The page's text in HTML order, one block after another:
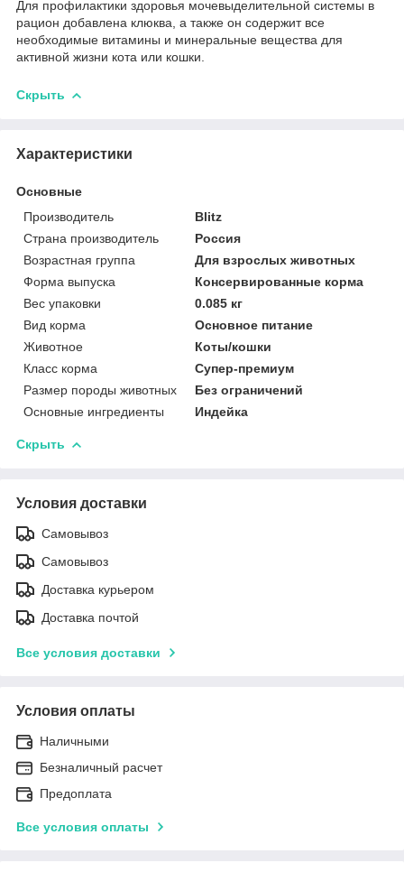
Для профилактики здоровья мочевыделительной системы в
рацион добавлена клюква, а также он содержит все
необходимые витамины и минеральные вещества для
активной жизни кота или кошки.
Скрыть
Характеристики
Основные
Производитель
Blitz
Страна производитель
Россия
Возрастная группа
Для взрослых животных
Форма выпуска
Консервированные корма
Вес упаковки
0.085 кг
Вид корма
Основное питание
Животное
Коты/кошки
Класс корма
Супер-премиум
Размер породы животных
Без ограничений
Основные ингредиенты
Индейка
Скрыть
Условия доставки
Самовывоз
Самовывоз
Доставка курьером
Доставка почтой
Все условия доставки
Условия оплаты
Наличными
Безналичный расчет
Предоплата
Все условия оплаты